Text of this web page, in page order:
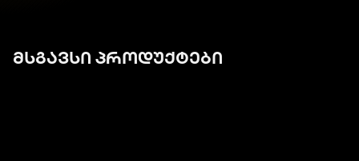
მსგავსი პროდუქტები